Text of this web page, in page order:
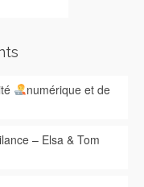
numérique et de
– Elsa & Tom